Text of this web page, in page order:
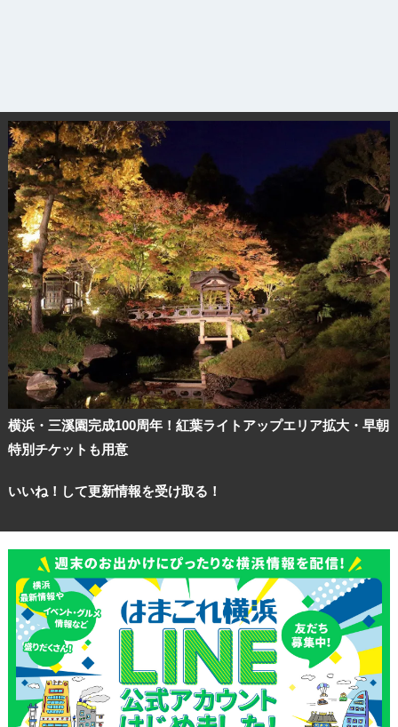
横浜・三溪園完成100周年！紅葉ライトアップエリア拡大・早朝
特別チケットも用意
いいね！して更新情報を受け取る！
観光ガイド